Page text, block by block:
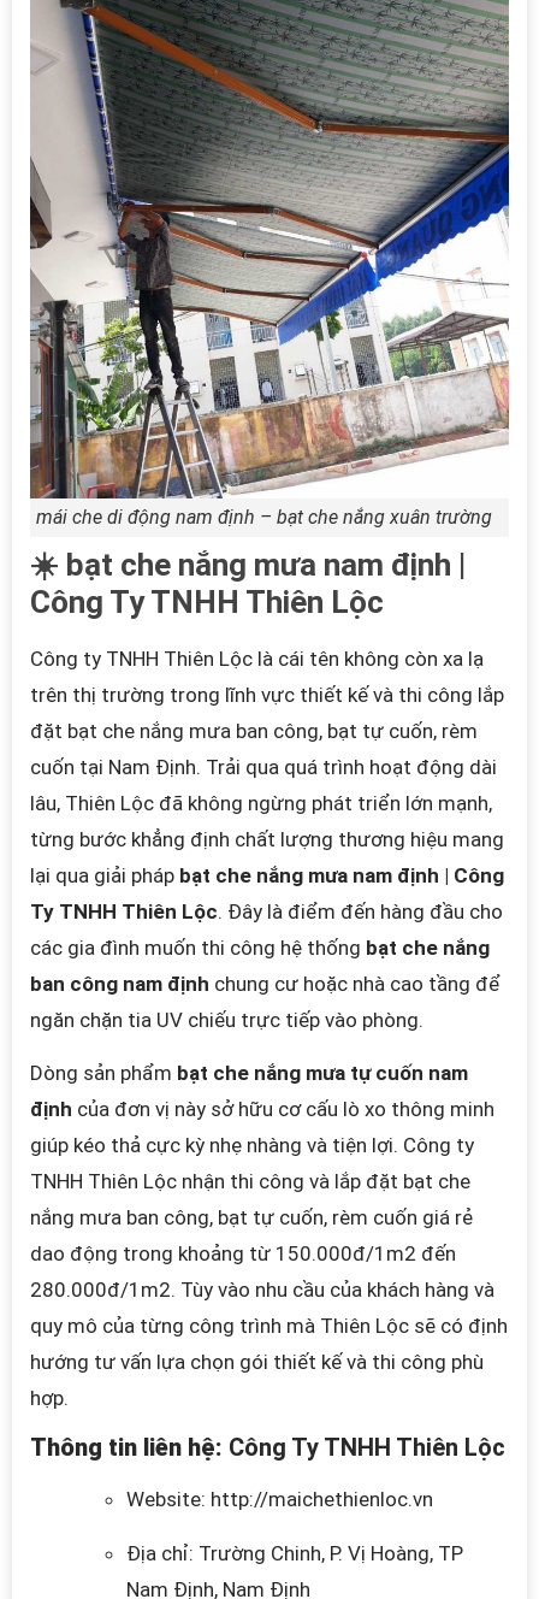
mái che di động nam định – bạt che nắng xuân trường
☀️ bạt che nắng mưa nam định |
Công Ty TNHH Thiên Lộc
Công ty TNHH Thiên Lộc là cái tên không còn xa lạ
trên thị trường trong lĩnh vực thiết kế và thi công lắp
đặt bạt che nắng mưa ban công, bạt tự cuốn, rèm
cuốn tại Nam Định. Trải qua quá trình hoạt động dài
lâu, Thiên Lộc đã không ngừng phát triển lớn mạnh,
từng bước khẳng định chất lượng thương hiệu mang
lại qua giải pháp bạt che nắng mưa nam định | Công
Ty TNHH Thiên Lộc. Đây là điểm đến hàng đầu cho
các gia đình muốn thi công hệ thống bạt che nắng
ban công nam định chung cư hoặc nhà cao tầng để
ngăn chặn tia UV chiếu trực tiếp vào phòng.
Dòng sản phẩm bạt che nắng mưa tự cuốn nam
định của đơn vị này sở hữu cơ cấu lò xo thông minh
giúp kéo thả cực kỳ nhẹ nhàng và tiện lợi. Công ty
TNHH Thiên Lộc nhận thi công và lắp đặt bạt che
nắng mưa ban công, bạt tự cuốn, rèm cuốn giá rẻ
dao động trong khoảng từ 150.000đ/1m2 đến
280.000đ/1m2. Tùy vào nhu cầu của khách hàng và
quy mô của từng công trình mà Thiên Lộc sẽ có định
hướng tư vấn lựa chọn gói thiết kế và thi công phù
hợp.
Thông tin liên hệ: Công Ty TNHH Thiên Lộc
Website: http://maichethienloc.vn
Địa chỉ: Trường Chinh, P. Vị Hoàng, TP
Nam Định, Nam Định